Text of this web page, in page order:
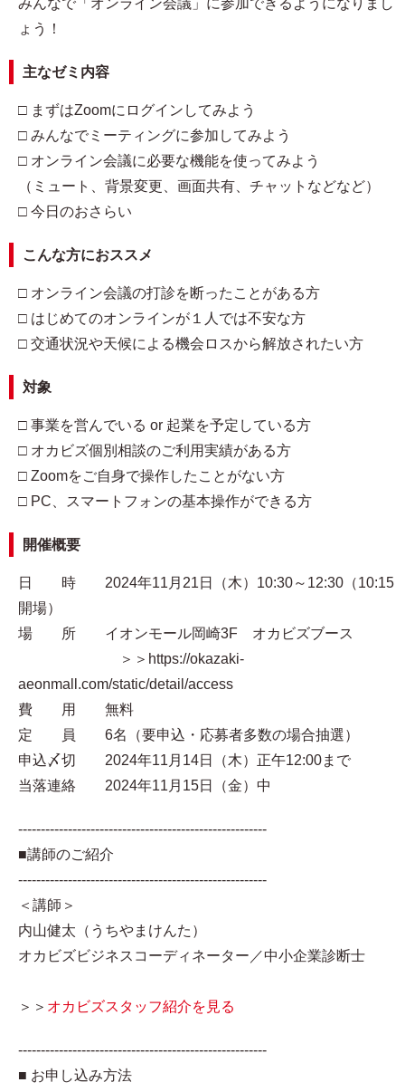
みんなで「オンライン会議」に参加できるようになりまし
ょう！
主なゼミ内容
□ まずはZoomにログインしてみよう
□ みんなでミーティングに参加してみよう
□ オンライン会議に必要な機能を使ってみよう
（ミュート、背景変更、画面共有、チャットなどなど）
□ 今日のおさらい
こんな方におススメ
□ オンライン会議の打診を断ったことがある方
□ はじめてのオンラインが１人では不安な方
□ 交通状況や天候による機会ロスから解放されたい方
対象
□ 事業を営んでいる or 起業を予定している方
□ オカビズ個別相談のご利用実績がある方
□ Zoomをご自身で操作したことがない方
□ PC、スマートフォンの基本操作ができる方
開催概要
日 時 2024年11月21日（木）10:30～12:30（10:15
開場）
場 所 イオンモール岡崎3F オカビズブース
＞＞https://okazaki-
aeonmall.com/static/detail/access
費 用 無料
定 員 6名（要申込・応募者多数の場合抽選）
申込〆切 2024年11月14日（木）正午12:00まで
当落連絡 2024年11月15日（金）中
-------------------------------------------------------
■講師のご紹介
-------------------------------------------------------
＜講師＞
内山健太（うちやまけんた）
オカビズビジネスコーディネーター／中小企業診断士
＞＞ オカビズスタッフ紹介を見る
-------------------------------------------------------
■ お申し込み方法